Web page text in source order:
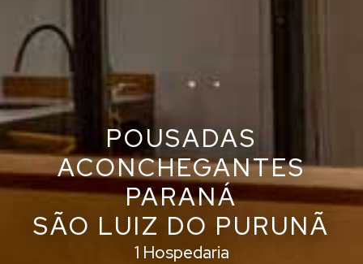
POUSADAS
ACONCHEGANTES
PARANÁ
SÃO LUIZ DO PURUNÃ
1 Hospedaria